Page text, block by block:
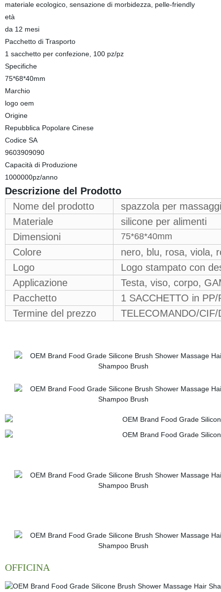
materiale ecologico, sensazione di morbidezza, pelle-friendly
età
da 12 mesi
Pacchetto di Trasporto
1 sacchetto per confezione, 100 pz/pz
Specifiche
75*68*40mm
Marchio
logo oem
Origine
Repubblica Popolare Cinese
Codice SA
9603909090
Capacità di Produzione
1000000pz/anno
Descrizione del Prodotto
Nome del prodotto
spazzola per
Materiale
silicone per alimenti
Dimensioni
75*68*40mm
Colore
nero, blu, rosa, viola,
Logo
Logo stampato con
Applicazione
Testa, viso, corpo,
Pacchetto
1 SACCHETTO in
Termine del prezzo
TELECOMANDO/CIF/
OFFICINA